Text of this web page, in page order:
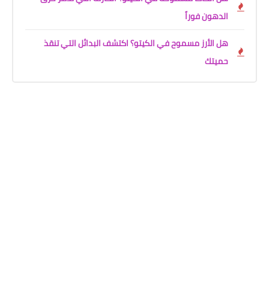
الدهون فوراً
هل الأرز مسموح في الكيتو؟ اكتشف البدائل التي تنقذ
حميتك